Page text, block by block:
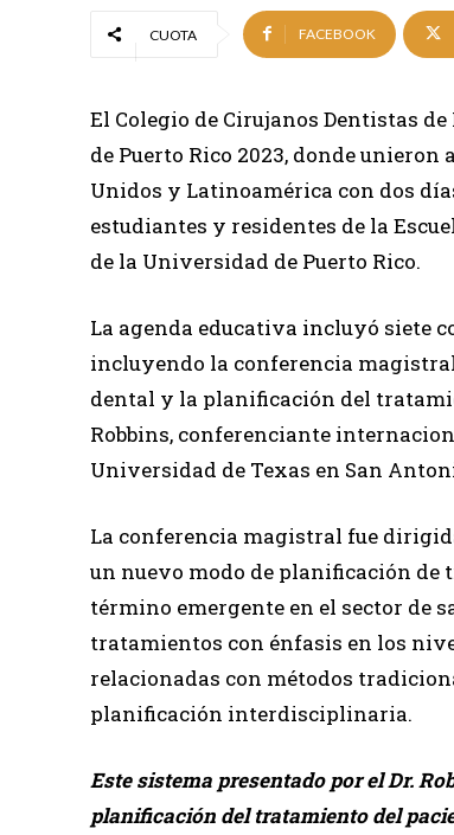
CUOTA FACEBOOK
El Colegio de Cirujanos Dentistas
de Puerto Rico 2023, donde
Unidos y Latinoamérica con dos
estudiantes y residentes de la
de la Universidad de Puerto Rico.
La agenda educativa incluyó siete
incluyendo la conferencia
dental y la planificación del
Robbins, conferenciante
Universidad de Texas en San
La conferencia magistral fue
un nuevo modo de planificación de
término emergente en el sector de
tratamientos con énfasis en los
relacionadas con métodos
planificación interdisciplinaria.
Este sistema presentado por el Dr.
planificación del tratamiento del